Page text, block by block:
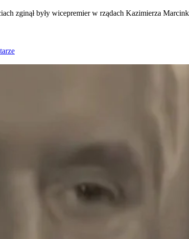
zginął były wicepremier w rządach Kazimierza